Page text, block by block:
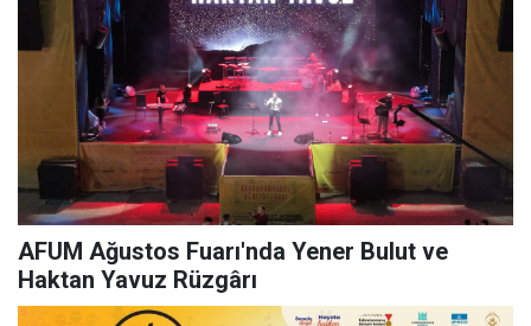
AFUM Ağustos Fuarı'nda Yener Bulut ve
Haktan Yavuz Rüzgârı